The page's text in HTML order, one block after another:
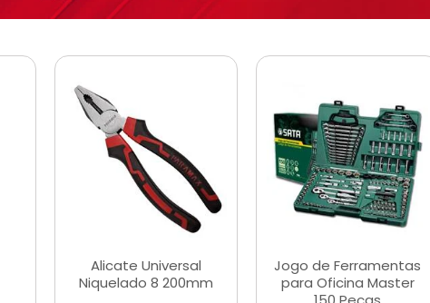
Alicate Universal
Niquelado 8 200mm
Jogo de Ferramentas
para Oficina Master